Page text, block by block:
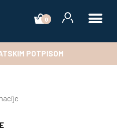
0
POTPISOM